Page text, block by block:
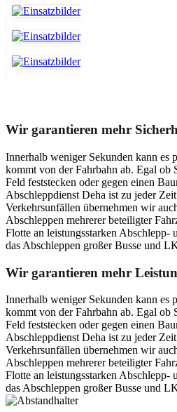
Wir garantieren mehr
Innerhalb weniger Sekunden kann es
kommt von der Fahrbahn ab. Egal ob
Feld feststecken oder gegen einen
Abschleppdienst Deha ist zu jeder
Verkehrsunfällen übernehmen wir
Abschleppen mehrerer beteiligter
Flotte an leistungsstarken Abschlepp-
das Abschleppen großer Busse und
Wir garantieren mehr
Innerhalb weniger Sekunden kann es
kommt von der Fahrbahn ab. Egal ob
Feld feststecken oder gegen einen
Abschleppdienst Deha ist zu jeder
Verkehrsunfällen übernehmen wir
Abschleppen mehrerer beteiligter
Flotte an leistungsstarken Abschlepp-
das Abschleppen großer Busse und